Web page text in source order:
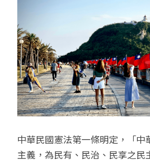
中華民國憲法第一條明定，「中
主義，為民有、民治、民享之民